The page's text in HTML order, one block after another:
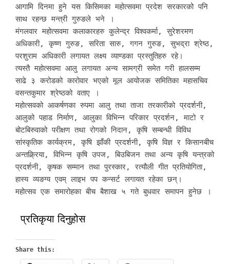
आगामि दिनमा हुने यस किसिमका महोत्सवमा प्रदेश सरकारको पनि
साथ रहन्छ मन्त्री गुरुङले भने ।
मंगलवार महोत्सवमा कलाकारहरु कुलेन्द्र विश्वकर्मा, सुरेशरमण
अधिकारी, कृष्ण गुरुङ, सरिता सारु, गगन गुरुङ, सुभद्रा श्रेष्ठ,
परशुराम अधिकारी लगायत लक्ष्य व्याण्डका प्रस्तुतिहरु रहे।
त्यस्तै महोत्सवमा आलु लगायत अन्य सामग्री समेत गरी हालसम्म
साढे ३ करोडको कारोवार भएको मूल आयोजक समितिका महासचिव
वसन्तकुमार श्रेष्ठको वताए ।
महोत्सवको आकर्षणका रुपमा आलु तथा ताजा तरकारीको प्रदर्शनी,
आलुको पहाड निर्माण, आलुका विभिन्न परिकार प्रदर्शन, माटो र
बोटबिरुवाको परीक्षण तथा रोगको निदान, कृषि सम्बन्धी विविध
सांस्कृतिक कार्यक्रम, कृषि झाँकी प्रदर्शनी, कृषि विज्ञ र किसानबीच
अन्तक्र्रिया, विभिन्न कृषि उपज, बिउबिजन तथा अन्य कृषि यन्त्रको
प्रदर्शनी, कृषक सम्मान तथा पुरस्कार, रत्यौली गीत प्रतियोगिता,
हास्य व्यङग्य एवम् लाइभ पप कन्सर्ट लगायत रहेका छन्।
महोत्सव एक समारोहका बीच बैशाख ५ गते बुधवार समापन हुनेछ ।
प्रतिकृया दिनुहोस
Share this: